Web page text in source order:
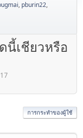
, pburin22,
นี้เชียวหรือ
การกระทำของผู้ใช้